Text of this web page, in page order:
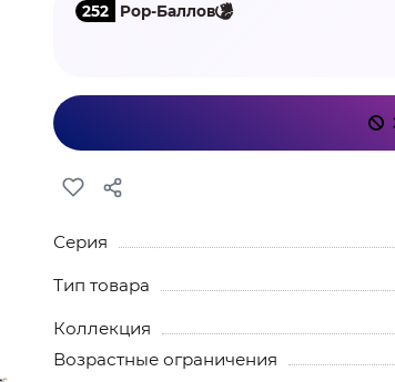
252 Pop-Баллов
Серия
Тип товара
Коллекция
Возрастные ограничения